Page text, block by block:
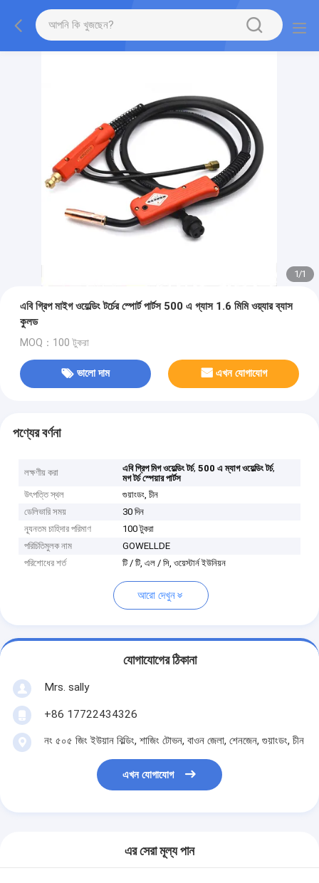
1/1
এবি গ্রিপ মাইগ ওয়েল্ডিং টর্চের স্পোর্ট পার্টস 500 এ গ্যাস 1.6 মিমি ওয়্যার ব্যাস
কুলড
MOQ：100 টুকরা
ভালো দাম এখন যোগাযোগ
পণ্যের বর্ণনা
লক্ষণীয় করা এবি গ্রিপ মিগ ওয়েল্ডিং টর্চ,500 এ ম্যাগ ওয়েল্ডিং টর্চ,
মগ টর্চ স্পেয়ার পার্টস
উৎপত্তি স্থল
গুয়াংডং, চীন
ডেলিভারি সময়
30 দিন
ন্যূনতম চাহিদার পরিমাণ
100 টুকরা
পরিচিতিমুলক নাম
GOWELLDE
পরিশোধের শর্ত
টি / টি, এল / সি, ওয়েস্টার্ন ইউনিয়ন
আরো দেখুন
যোগাযোগের ঠিকানা
Mrs. sally
+86 17722434326
নং ৫০৫ জিং ইউয়ান বিল্ডিং, শাজিং টোভন, বাওন জেলা, শেনজেন, গুয়াংডং, চীন
এখন যোগাযোগ
এর সেরা মূল্য পান